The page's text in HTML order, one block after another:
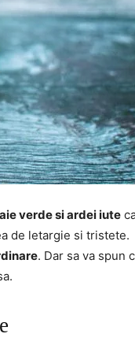
verde si ardei iute
de letargie si tristete.
. Dar sa va spun